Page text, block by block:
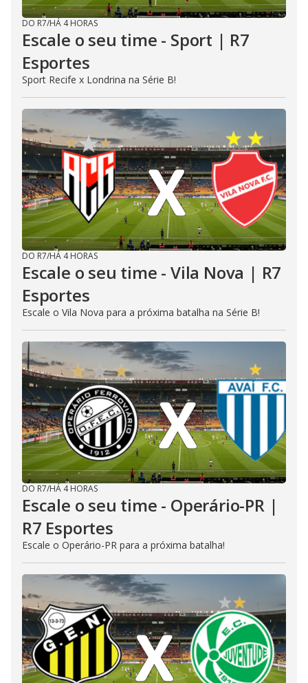
DO R7/HÁ 4 HORAS
Escale o seu time - Sport | R7
Esportes
Sport Recife x Londrina na Série B!
DO R7/HÁ 4 HORAS
Escale o seu time - Vila Nova | R7
Esportes
Escale o Vila Nova para a próxima batalha na Série B!
DO R7/HÁ 4 HORAS
Escale o seu time - Operário-PR |
R7 Esportes
Escale o Operário-PR para a próxima batalha!